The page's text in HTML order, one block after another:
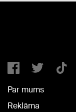
Par mums
Reklāma